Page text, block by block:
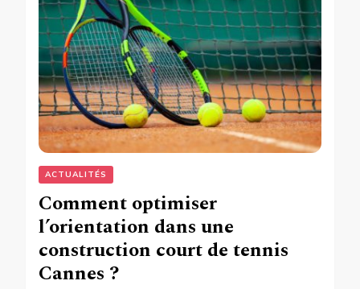
ACTUALITÉS
Comment optimiser
l’orientation dans une
construction court de tennis
Cannes ?